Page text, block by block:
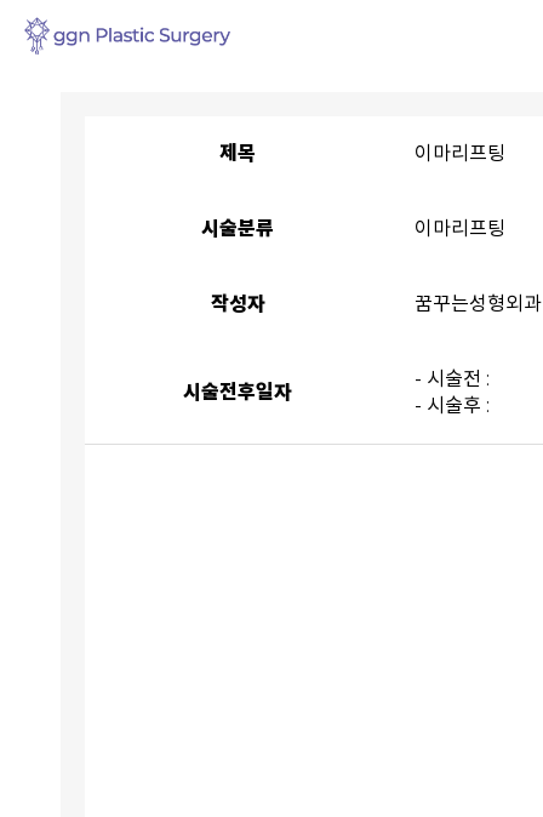
제목 이마리프팅
시술분류 이마리프팅
작성자 꿈꾸는성형외과
시술전후일자
- 시술전 :
- 시술후 :